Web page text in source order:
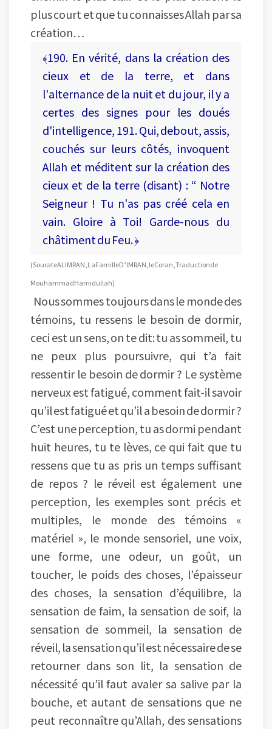
plus court et que tu connaisses Allah par sa
création…
﴾190. En vérité, dans la création des
cieux et de la terre, et dans
l'alternance de la nuit et du jour, il y a
certes des signes pour les doués
d'intelligence, 191. Qui, debout, assis,
couchés sur leurs côtés, invoquent
Allah et méditent sur la création des
cieux et de la terre (disant) : “ Notre
Seigneur ! Tu n'as pas créé cela en
vain. Gloire à Toi! Garde-nous du
châtiment du Feu. ﴿
(Sourate AL IMRAN, La Famille D’IMRAN, le Coran, Traduction de
Mouhammad Hamidullah)
Nous sommes toujours dans le monde des
témoins, tu ressens le besoin de dormir,
ceci est un sens, on te dit: tu as sommeil, tu
ne peux plus poursuivre, qui t’a fait
ressentir le besoin de dormir ? Le système
nerveux est fatigué, comment fait-il savoir
qu’il est fatigué et qu’il a besoin de dormir ?
C’est une perception, tu as dormi pendant
huit heures, tu te lèves, ce qui fait que tu
ressens que tu as pris un temps suffisant
de repos ? le réveil est également une
perception, les exemples sont précis et
multiples, le monde des témoins «
matériel », le monde sensoriel, une voix,
une forme, une odeur, un goût, un
toucher, le poids des choses, l’épaisseur
des choses, la sensation d’équilibre, la
sensation de faim, la sensation de soif, la
sensation de sommeil, la sensation de
réveil, la sensation qu’il est nécessaire de se
retourner dans son lit, la sensation de
nécessité qu’il faut avaler sa salive par la
bouche, et autant de sensations que ne
peut reconnaître qu’Allah, des sensations